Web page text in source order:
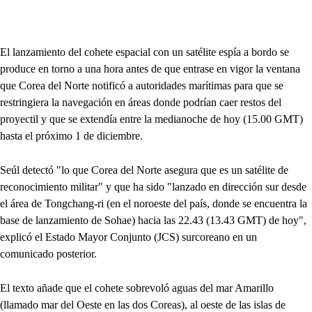
El lanzamiento del cohete espacial con un satélite espía a bordo se
produce en torno a una hora antes de que entrase en vigor la ventana
que Corea del Norte notificó a autoridades marítimas para que se
restringiera la navegación en áreas donde podrían caer restos del
proyectil y que se extendía entre la medianoche de hoy (15.00 GMT)
hasta el próximo 1 de diciembre.
Seúl detectó "lo que Corea del Norte asegura que es un satélite de
reconocimiento militar" y que ha sido "lanzado en dirección sur desde
el área de Tongchang-ri (en el noroeste del país, donde se encuentra la
base de lanzamiento de Sohae) hacia las 22.43 (13.43 GMT) de hoy",
explicó el Estado Mayor Conjunto (JCS) surcoreano en un
comunicado posterior.
El texto añade que el cohete sobrevoló aguas del mar Amarillo
(llamado mar del Oeste en las dos Coreas), al oeste de las islas de